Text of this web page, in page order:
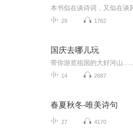
29 1762
国庆去哪儿玩
带你游览祖国的大好河山……
14 2687
春夏秋冬-唯美诗句
27 4170